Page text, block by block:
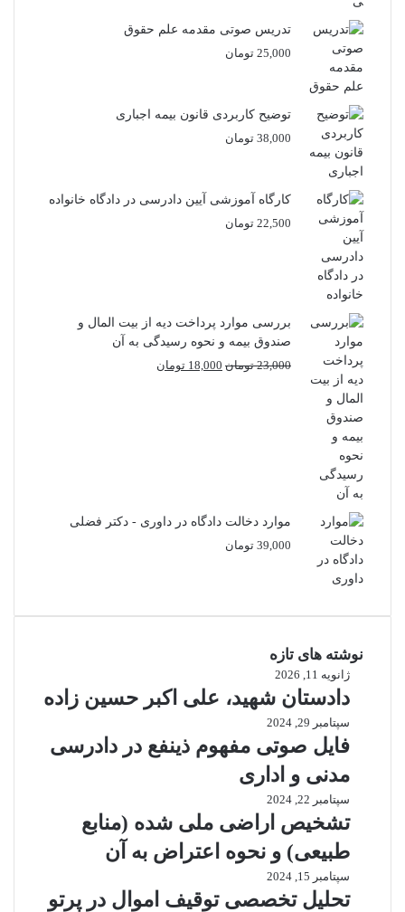
تدریس صوتی مقدمه علم حقوق
25,000 تومان
توضیح کاربردی قانون بیمه اجباری
38,000 تومان
کارگاه آموزشی آیین دادرسی در دادگاه خانواده
22,500 تومان
بررسی موارد پرداخت دیه از بیت المال و
صندوق بیمه و نحوه رسیدگی به آن
23,000 تومان قیمت
18,000 تومان
موارد دخالت دادگاه در داوری - دکتر فضلی
39,000 تومان
نوشته های تازه
ژانویه 11, 2026
دادستان شهید، علی اکبر حسین زاده
سپتامبر 29, 2024
فایل صوتی مفهوم ذینفع در دادرسی
مدنی و اداری
سپتامبر 22, 2024
تشخیص اراضی ملی شده (منابع
طبیعی) و نحوه اعتراض به آن
سپتامبر 15, 2024
تحلیل تخصصی توقیف اموال در پرتو